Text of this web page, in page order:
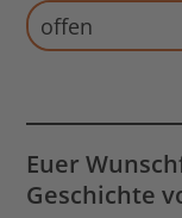
Euer
Geschichte